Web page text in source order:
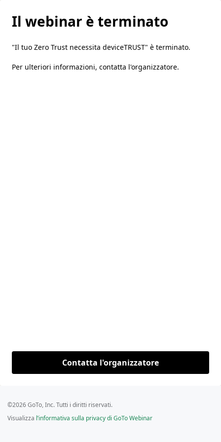
Il webinar è terminato
"Il tuo Zero Trust necessita deviceTRUST" è terminato.
Per ulteriori informazioni, contatta l'organizzatore.
Contatta l'organizzatore
©2026 GoTo, Inc. Tutti i diritti riservati.
Visualizza l’informativa sulla privacy di GoTo Webinar